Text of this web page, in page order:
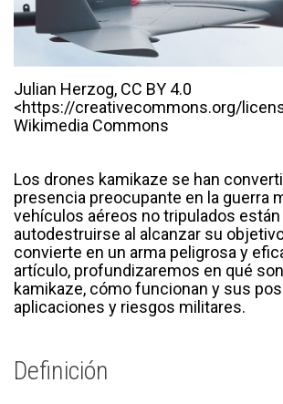
Julian Herzog, CC BY 4.0
<https://creativecommons.org/
Wikimedia Commons
Los drones kamikaze se han
presencia preocupante en la guerra
vehículos aéreos no tripulados
autodestruirse al alcanzar su
convierte en un arma peligrosa y
artículo, profundizaremos en qué
kamikaze, cómo funcionan y sus
aplicaciones y riesgos militares.
Definición